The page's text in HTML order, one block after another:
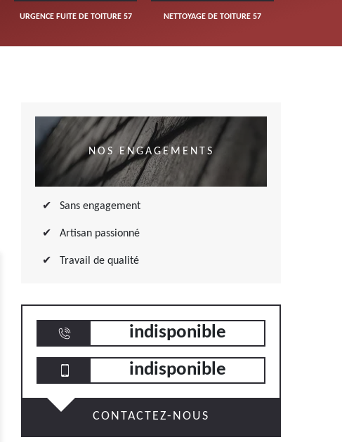
URGENCE FUITE DE TOITURE 57 NETTOYAGE DE TOITURE 57
NOS ENGAGEMENTS
Sans engagement
Artisan passionné
Travail de qualité
indisponible
indisponible
CONTACTEZ-NOUS